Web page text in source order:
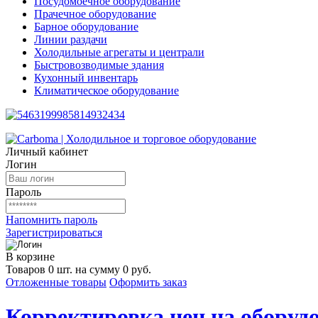
Прачечное оборудование
Барное оборудование
Линии раздачи
Холодильные агрегаты и централи
Быстровозводимые здания
Кухонный инвентарь
Климатическое оборудование
Личный кабинет
Логин
Пароль
Напомнить пароль
Зарегистрироваться
В корзине
Товаров 0 шт. на сумму 0 руб.
Отложенные товары Оформить заказ